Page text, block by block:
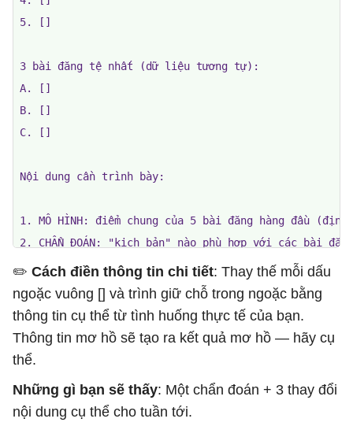
5. []
3 bài đăng tệ nhất (dữ liệu tương tự):
A. []
B. []
C. []
Nội dung cần trình bày:
1. MÔ HÌNH: điểm chung của 5 bài đăng hàng đầu
2. CHẨN ĐOÁN: "kịch bản" nào phù hợp với các bài
3. 3 THAY ĐỔI CỤ THỂ cho lịch trình tuần tới (không
4. 1 THÍ NGHIỆM để thực hiện với giả thuyết có thể
5. 1 điều cần NGỪNG làm
QUY TẮC BẮT BUỘC:
- Các đề xuất phải cụ thể (định dạng chính xác,
- Báo cáo nếu một tuần dữ liệu quá ít để đưa ra kết
✏️ ​​ Cách điền thông tin chi tiết: Thay thế mỗi dấu
ngoặc vuông [] và trình giữ chỗ trong ngoặc bằng
thông tin cụ thể từ tình huống thực tế của bạn.
Thông tin mơ hồ sẽ tạo ra kết quả mơ hồ — hãy cụ
thể.
Những gì bạn sẽ thấy: Một chẩn đoán + 3 thay đổi
nội dung cụ thể cho tuần tới.